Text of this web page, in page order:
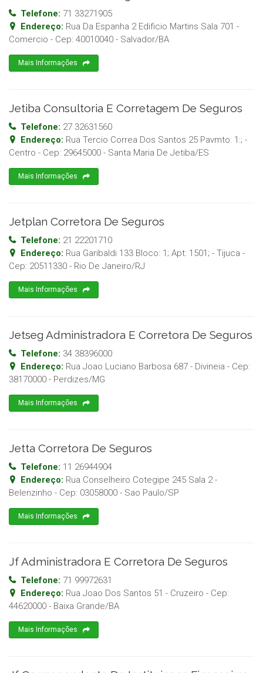
Telefone: 71 33271905
Endereço: Rua Da Espanha 2 Edificio Martins Sala 701 -
Comercio - Cep: 40010040 - Salvador/BA
Mais Informações
Jetiba Consultoria E Corretagem De Seguros
Telefone: 27 32631560
Endereço: Rua Tercio Correa Dos Santos 25 Pavmto: 1:; -
Centro - Cep: 29645000 - Santa Maria De Jetiba/ES
Mais Informações
Jetplan Corretora De Seguros
Telefone: 21 22201710
Endereço: Rua Garibaldi 133 Bloco: 1; Apt: 1501; - Tijuca -
Cep: 20511330 - Rio De Janeiro/RJ
Mais Informações
Jetseg Administradora E Corretora De Seguros
Telefone: 34 38396000
Endereço: Rua Joao Luciano Barbosa 687 - Divineia - Cep:
38170000 - Perdizes/MG
Mais Informações
Jetta Corretora De Seguros
Telefone: 11 26944904
Endereço: Rua Conselheiro Cotegipe 245 Sala 2 -
Belenzinho - Cep: 03058000 - Sao Paulo/SP
Mais Informações
Jf Administradora E Corretora De Seguros
Telefone: 71 99972631
Endereço: Rua Joao Dos Santos 51 - Cruzeiro - Cep:
44620000 - Baixa Grande/BA
Mais Informações